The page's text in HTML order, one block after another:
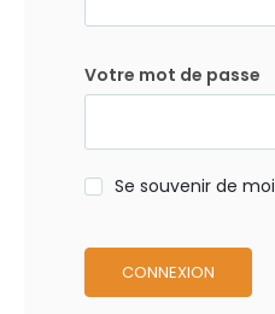
Votre mot de passe
Se souvenir de moi
CONNEXION